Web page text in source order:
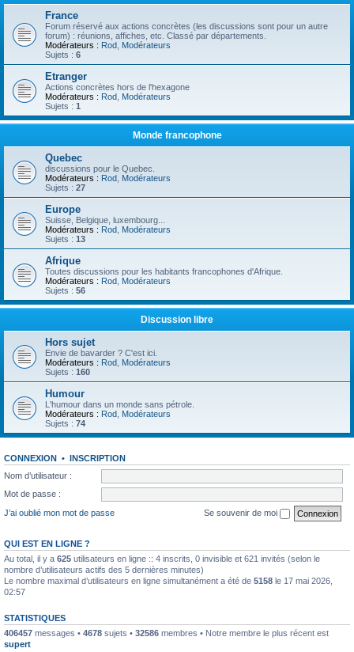
France
Forum réservé aux actions concrètes (les discussions sont pour un autre
forum) : réunions, affiches, etc. Classé par départements.
Modérateurs : Rod Modérateurs
Sujets : 6
Etranger
Actions concrètes hors de l'hexagone
Modérateurs : Rod Modérateurs
Sujets : 1
Monde francophone
Quebec
discussions pour le Quebec.
Modérateurs : Rod Modérateurs
Sujets : 27
Europe
Suisse, Belgique, luxembourg...
Modérateurs : Rod Modérateurs
Sujets : 13
Afrique
Toutes discussions pour les habitants francophones d'Afrique.
Modérateurs : Rod Modérateurs
Sujets : 56
Discussion libre
Hors sujet
Envie de bavarder ? C'est ici.
Modérateurs : Rod Modérateurs
Sujets : 160
Humour
L'humour dans un monde sans pétrole.
Modérateurs : Rod Modérateurs
Sujets : 74
CONNEXION • INSCRIPTION
Nom d’utilisateur :
Mot de passe :
J’ai oublié mon mot de passe
Se souvenir de moi
QUI EST EN LIGNE ?
Au total, il y a 625 utilisateurs en ligne :: 4 inscrits, 0 invisible et 621 invités (selon le
nombre d’utilisateurs actifs des 5 dernières minutes)
Le nombre maximal d’utilisateurs en ligne simultanément a été de 5158 le 17 mai 2026,
02:57
STATISTIQUES
406457 messages • 4678 sujets • 32586 membres • Notre membre le plus récent est
supert